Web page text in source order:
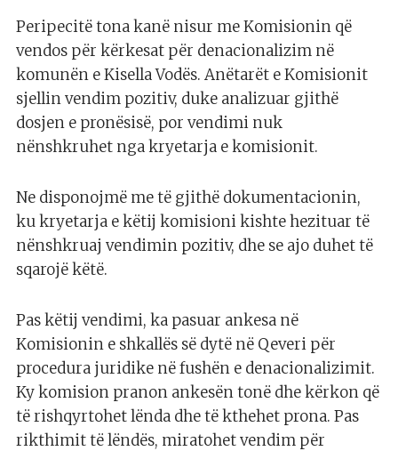
Peripecitë tona kanë nisur me Komisionin që
vendos për kërkesat për denacionalizim në
komunën e Kisella Vodës. Anëtarët e Komisionit
sjellin vendim pozitiv, duke analizuar gjithë
dosjen e pronësisë, por vendimi nuk
nënshkruhet nga kryetarja e komisionit.
Ne disponojmë me të gjithë dokumentacionin,
ku kryetarja e këtij komisioni kishte hezituar të
nënshkruaj vendimin pozitiv, dhe se ajo duhet të
sqarojë këtë.
Pas këtij vendimi, ka pasuar ankesa në
Komisionin e shkallës së dytë në Qeveri për
procedura juridike në fushën e denacionalizimit.
Ky komision pranon ankesën tonë dhe kërkon që
të rishqyrtohet lënda dhe të kthehet prona. Pas
rikthimit të lëndës, miratohet vendim për